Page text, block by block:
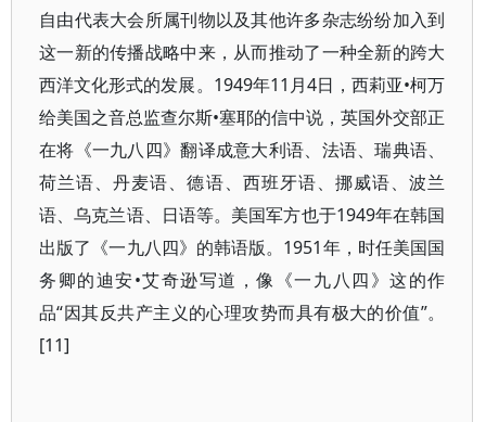
自由代表大会所属刊物以及其他许多杂志纷纷加入到
这一新的传播战略中来，从而推动了一种全新的跨大
西洋文化形式的发展。1949年11月4日，西莉亚•柯万
给美国之音总监查尔斯•塞耶的信中说，英国外交部正
在将《一九八四》翻译成意大利语、法语、瑞典语、
荷兰语、丹麦语、德语、西班牙语、挪威语、波兰
语、乌克兰语、日语等。美国军方也于1949年在韩国
出版了《一九八四》的韩语版。1951年，时任美国国
务卿的迪安•艾奇逊写道，像《一九八四》这的作
品“因其反共产主义的心理攻势而具有极大的价值”。
[11]